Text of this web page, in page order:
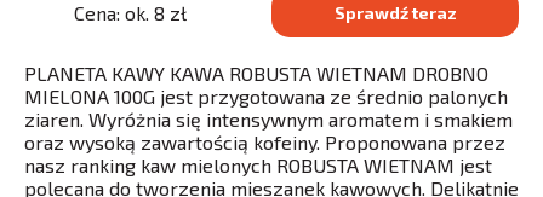
Cena: ok. 8 zł Sprawdź teraz
PLANETA KAWY KAWA ROBUSTA WIETNAM DROBNO
MIELONA 100G jest przygotowana ze średnio palonych
ziaren. Wyróżnia się intensywnym aromatem i smakiem
oraz wysoką zawartością kofeiny. Proponowana przez
nasz ranking kaw mielonych ROBUSTA WIETNAM jest
polecana do tworzenia mieszanek kawowych. Delikatnie